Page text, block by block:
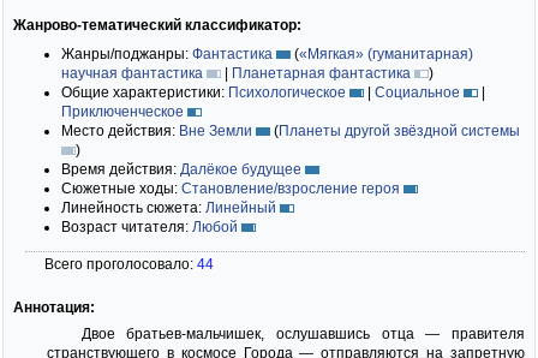
Жанрово-тематический классификатор:
Жанры/поджанры: Фантастика («Мягкая» (гуманитарная)
научная фантастика
| Планетарная фантастика
)
Общие характеристики: Психологическое | Социальное
|
Приключенческое
Место действия: Вне Земли (Планеты другой звёздной системы
)
Время действия: Далёкое будущее
Сюжетные ходы: Становление/взросление героя
Линейность сюжета: Линейный
Возраст читателя: Любой
Всего проголосовало: 44
Аннотация:
Двое братьев-мальчишек, ослушавшись отца — правителя
странствующего в космосе Города — отправляются на запретную